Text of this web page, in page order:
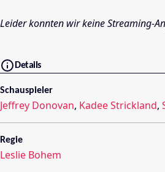
Leider konnten wir keine Streaming-
Details
Schauspieler
Jeffrey Donovan, Kadee Strickland,
Regie
Leslie Bohem